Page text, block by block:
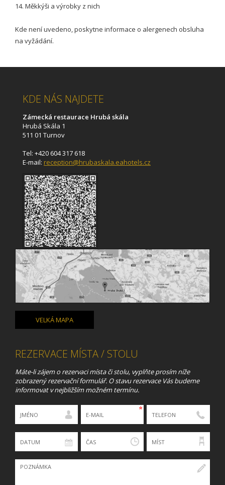
14. Měkkýši a výrobky z nich
Kde není uvedeno, poskytne informace o alergenech obsluha
na vyžádání.
KDE NÁS NAJDETE
Zámecká restaurace Hrubá skála
Hrubá Skála 1
511 01 Turnov
Tel: +420 604 317 618
E-mail: reception@hrubaskala.eahotels.cz
VELKÁ MAPA
REZERVACE MÍSTA / STOLU
Máte-li zájem o rezervaci místa či stolu, vyplňte prosím níže
zobrazený rezervační formulář. O stavu rezervace Vás budeme
informovat v nejbližším možném termínu.